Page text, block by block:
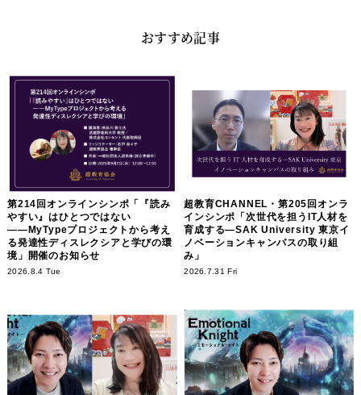
おすすめ記事
第214回オンラインシンポ「『読み
やすい』はひとつではない
――MyTypeプロジェクトから考え
る発達性ディスレクシアと学びの環
境」開催のお知らせ
2026.8.4 Tue
超教育CHANNEL・第205回オンラ
インシンポ「次世代を担うIT人材を
育成する―SAK University 東京イ
ノベーションキャンパスの取り組
み」
2026.7.31 Fri